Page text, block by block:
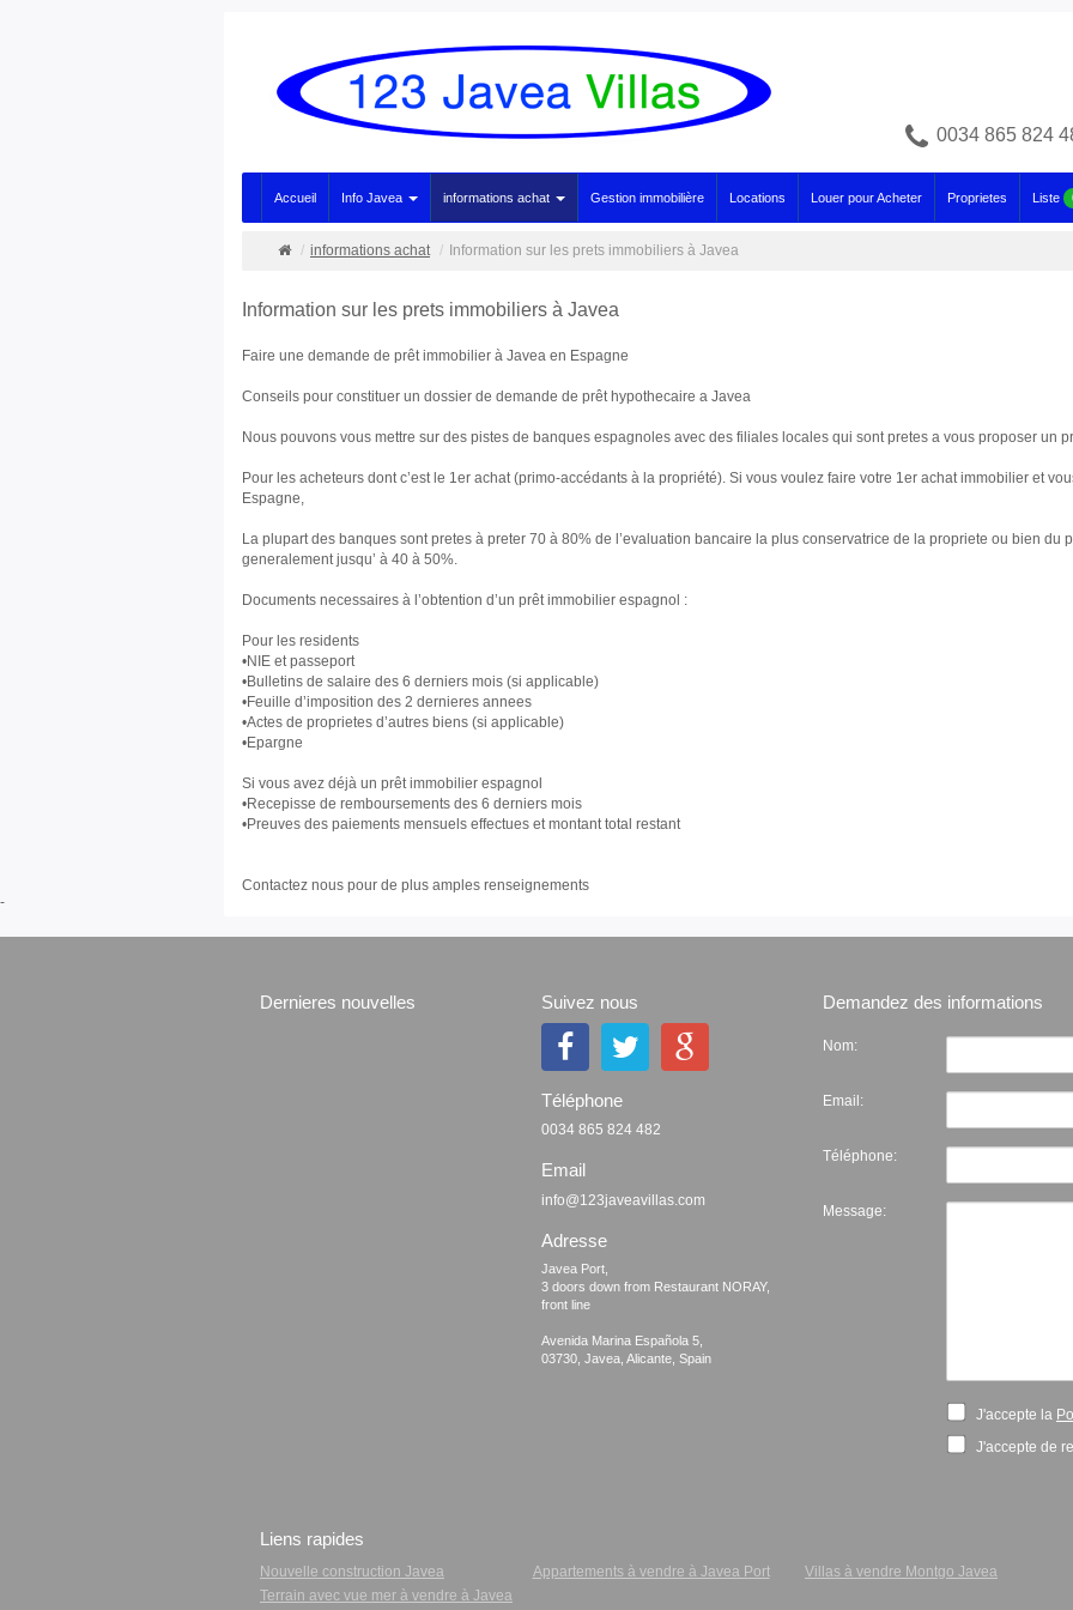
0034 865 824
Accueil Info Javea informations achat Gestion immobilière Locations Louer pour Acheter Proprietes Liste
informations achat Information sur les prets immobiliers à Javea
Information sur les prets immobiliers à Javea
Faire une demande de prêt immobilier à Javea en Espagne
Conseils pour constituer un dossier de demande de prêt hypothecaire a Javea
Nous pouvons vous mettre sur des pistes de banques espagnoles avec des filiales locales qui sont pretes a vous proposer un
Pour les acheteurs dont c’est le 1er achat (primo-accédants à la propriété). Si vous voulez faire votre 1er achat immobilier et
Espagne,
La plupart des banques sont pretes à preter 70 à 80% de l’evaluation bancaire la plus conservatrice de la propriete ou bien du
generalement jusqu’ à 40 à 50%.
Documents necessaires à l’obtention d’un prêt immobilier espagnol :
Pour les residents
•NIE et passeport
•Bulletins de salaire des 6 derniers mois (si applicable)
•Feuille d’imposition des 2 dernieres annees
•Actes de proprietes d’autres biens (si applicable)
•Epargne
Si vous avez déjà un prêt immobilier espagnol
•Recepisse de remboursements des 6 derniers mois
•Preuves des paiements mensuels effectues et montant total restant
Contactez nous pour de plus amples renseignements
Dernieres nouvelles Suivez nous
Téléphone
0034 865 824 482
Email
info@123javeavillas.com
Adresse
Javea Port,
3 doors down from Restaurant NORAY,
front line
Avenida Marina Española 5,
Demandez des informations
Nom:
Email:
Téléphone:
Message:
J'accepte la
J'accepte de
Liens rapides
Nouvelle construction Javea
Terrain avec vue mer à vendre à Javea
Appartements à vendre à Javea Port Villas à vendre Montgo Javea
-